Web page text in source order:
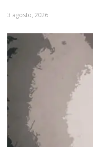
3 agosto, 2026